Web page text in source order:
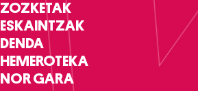
ZOZKETAK
ESKAINTZAK
DENDA
HEMEROTEKA
NOR GARA